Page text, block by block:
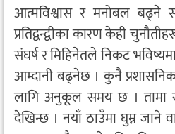
आत्मविश्वास र मनोबल बढ्ने
प्रतिद्वन्द्वीका कारण केही
संघर्ष र मिहिनेतले निकट भविष्यमा
आम्दानी बढ्नेछ । कुनै
लागि अनुकूल समय छ । तामा र
देखिन्छ । नयाँ ठाउँमा घुम्न जाने